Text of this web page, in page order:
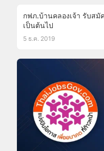
กฟภ.บ้านคลองเจ้า รับส
เป็นต้นไป
5 ธ.ค. 2019